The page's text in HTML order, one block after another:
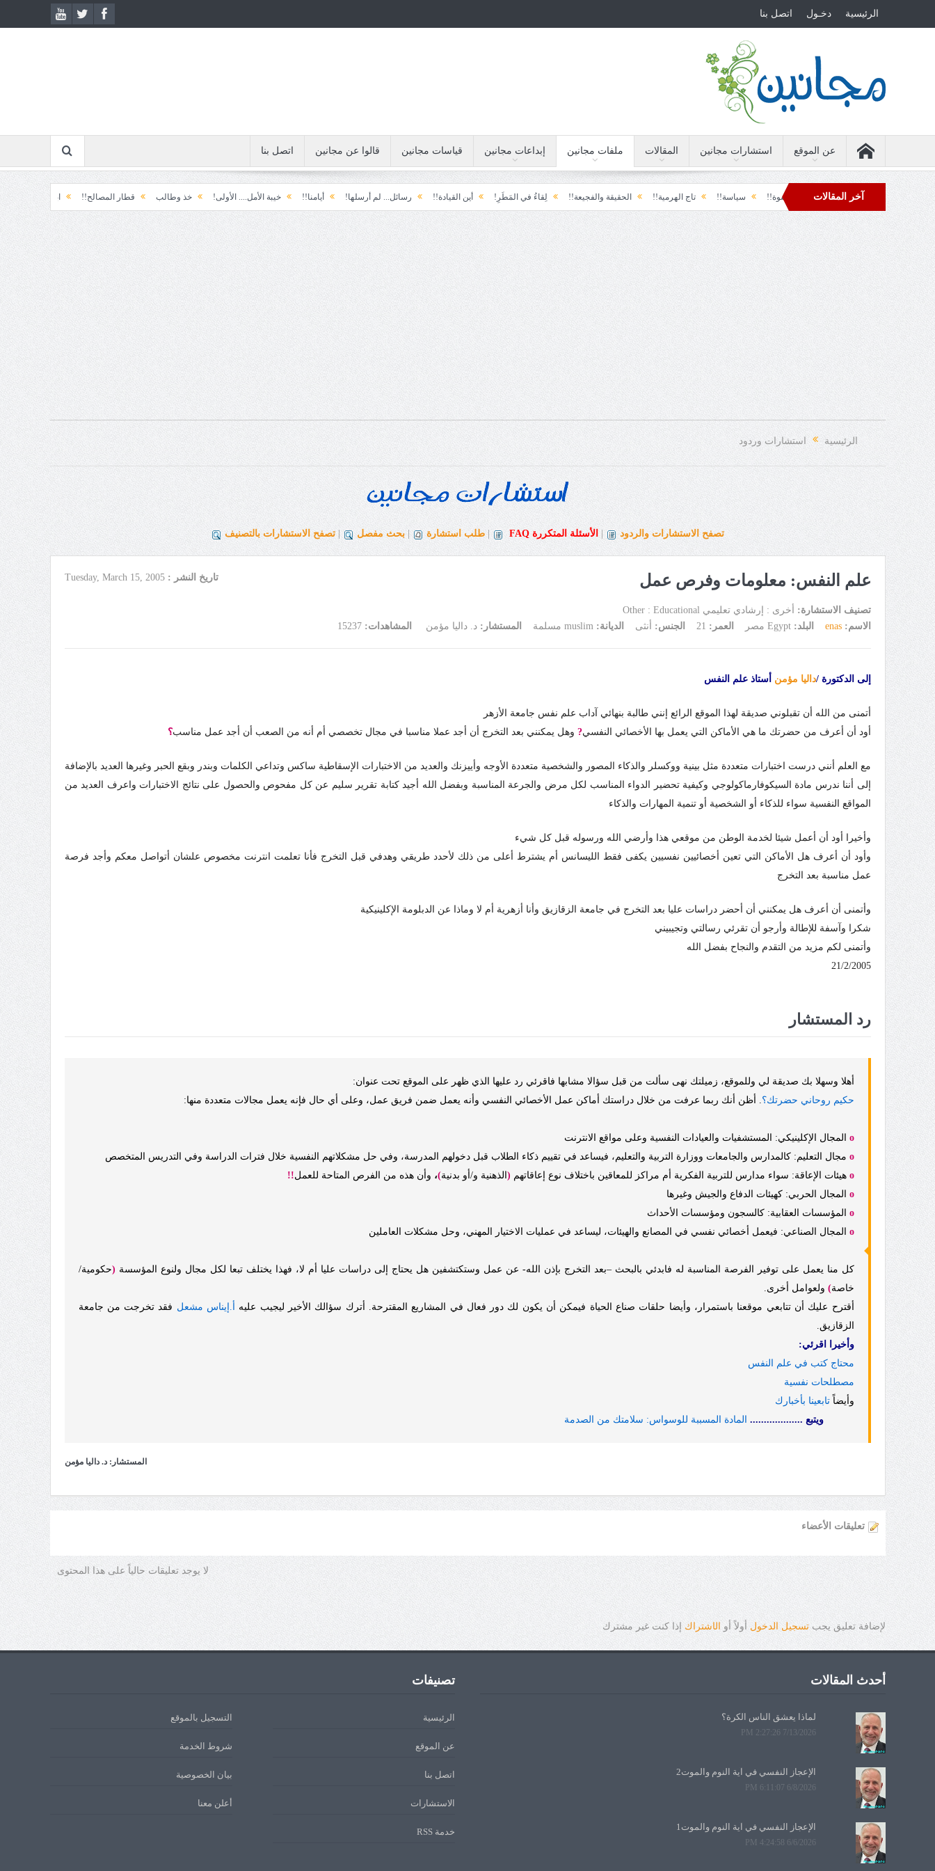
الرئيسية دخـول اتصل بنا
عن الموقع استشارات مجانين المقالات ملفات مجانين إبداعات مجانين قياسات مجانين قالوا عن مجانين اتصل بنا
آخر المقالات والسياسة!! لحظة نشوة!! سياسة!! تاج الهرمية!! الحقيقة والفجيعة!! لِقاءُ في المَطَرِ! أين القيادة!! رسائل... لم أرسلها! أيامنا!! خيبة الأمل.... الأولى! خذ وطالب قطار المصالح!! ابتسامة الطوارئ!
دول تل الرمل!! فوبيا الفرح المفاجئ!
الرئيسية استشارات وردود
تصفح الاستشارات والردود الأسئلة المتكررة FAQ طلب استشارة | بحث مفصل | تصفح الاستشارات بالتصنيف
علم النفس: معلومات وفرص عمل تاريخ النشر :Tuesday, March 15, 2005
تصنيف الاستشارة:
أخرى : إرشادي تعليمي Other : Educational
الاسم: enas البلد:Egypt مصر العمر: 21 الجنس: أنثى الديانة:muslim مسلمة المستشار:د. داليا مؤمن المشاهدات:15237
إلى الدكتورة /داليا مؤمن أستاذ علم النفس
أتمنى من الله أن تقبلوني صديقة لهذا الموقع الرائع إنني طالبة بنهائي آداب علم نفس جامعة الأزهر
أود أن أعرف من حضرتك ما هي الأماكن التي يعمل بها الأخصائي النفسي? وهل يمكنني بعد التخرج أن أجد عملا مناسبا في مجال تخصصي أم أنه من الصعب أن أجد عمل مناسب؟
مع العلم أنني درست اختبارات متعددة مثل بينية ووكسلر والذكاء المصور والشخصية متعددة الأوجه وأييزنك والعديد من الاختبارات الإسقاطية ساكس وتداعي الكلمات وبندر وبقع الحبر وغيرها العديد بالإضافة
إلى أننا ندرس مادة السيكوفارماكولوجي وكيفية تحضير الدواء المناسب لكل مرض والجرعة المناسبة وبفضل الله أجيد كتابة تقرير سليم عن كل مفحوص والحصول على نتائج الاختبارات واعرف العديد من
المواقع النفسية سواء للذكاء أو الشخصية أو تنمية المهارات والذكاء
وأخيرا أود أن أعمل شيئا لخدمة الوطن من موقعي هذا وأرضي الله ورسوله قبل كل شيء
وأود أن أعرف هل الأماكن التي تعين أخصائيين نفسيين يكفى فقط الليسانس أم يشترط أعلى من ذلك لأحدد طريقي وهدفي قبل التخرج فأنا تعلمت انترنت مخصوص علشان أتواصل معكم وأجد فرصة
عمل مناسبة بعد التخرج
وأتمنى أن أعرف هل يمكنني أن أحضر دراسات عليا بعد التخرج في جامعة الزقازيق وأنا أزهرية أم لا وماذا عن الدبلومة الإكلينيكية
شكرا وآسفة للإطالة وأرجو أن تقرئي رسالتي وتجيبيني
وأتمنى لكم مزيد من التقدم والنجاح بفضل الله
21/2/2005
رد المستشار
أهلا وسهلا بك صديقة لي وللموقع، زميلتك نهى سألت من قبل سؤالا مشابها فاقرئي رد عليها الذي ظهر على الموقع تحت عنوان:
حكيم روحاني حضرتك؟. أظن أنك ربما عرفت من خلال دراستك أماكن عمل الأخصائي النفسي وأنه يعمل ضمن فريق عمل، وعلى أي حال فإنه يعمل مجالات متعددة منها:
o المجال الإكلينيكي: المستشفيات والعيادات النفسية وعلى مواقع الانترنت
o مجال التعليم: كالمدارس والجامعات ووزارة التربية والتعليم، فيساعد في تقييم ذكاء الطلاب قبل دخولهم المدرسة، وفي حل مشكلاتهم النفسية خلال فترات الدراسة وفي التدريس المتخصص
o هيئات الإعاقة: سواء مدارس للتربية الفكرية أم مراكز للمعاقين باختلاف نوع إعاقاتهم ( الذهنية و/أو بدنية)، وأن هذه من الفرص المتاحة للعمل!!
o المجال الحربي: كهيئات الدفاع والجيش وغيرها
o المؤسسات العقابية: كالسجون ومؤسسات الأحداث
o المجال الصناعي: فيعمل أخصائي نفسي في المصانع والهيئات، ليساعد في عمليات الاختيار المهني، وحل مشكلات العاملين
كل منا يعمل على توفير الفرصة المناسبة له فابدئي بالبحث –بعد التخرج بإذن الله- عن عمل وستكتشفين هل يحتاج إلى دراسات عليا أم لا، فهذا يختلف تبعا لكل مجال ولنوع المؤسسة (حكومية/
خاصة) ولعوامل أخرى.
أقترح عليك أن تتابعي موقعنا باستمرار، وأيضا حلقات صناع الحياة فيمكن أن يكون لك دور فعال في المشاريع المقترحة. أترك سؤالك الأخير ليجيب عليه
أ.إيناس مشعل فقد تخرجت من جامعة
الزقازيق.
وأخيرا اقرئي:
محتاج كتب في علم النفس
مصطلحات نفسية
وأيضاًتابعينا بأخبارك
ويتبع ................... المادة المسببة للوسواس: سلامتك من الصدمة
المستشار: د. داليا مؤمن
تعليقات الأعضاء
لا يوجد تعليقات حالياً على هذا المحتوى
لإضافة تعليق يجبتسجيل الدخول أولاً أو الاشتراك إذا كنت غير مشترك
أحدث المقالات
لماذا يعشق الناس الكرة؟
7/13/2026 2:27:26 PM
الإعجاز النفسي في آية النوم والموت2
6/8/2026 6:11:07 PM
الإعجاز النفسي في آية النوم والموت1
6/6/2026 4:24:58 PM
تصنيفات
الرئيسية التسجيل بالموقع
عن الموقع شروط الخدمة
اتصل بنا بيان الخصوصية
الاستشارات أعلن معنا
خدمة RSS